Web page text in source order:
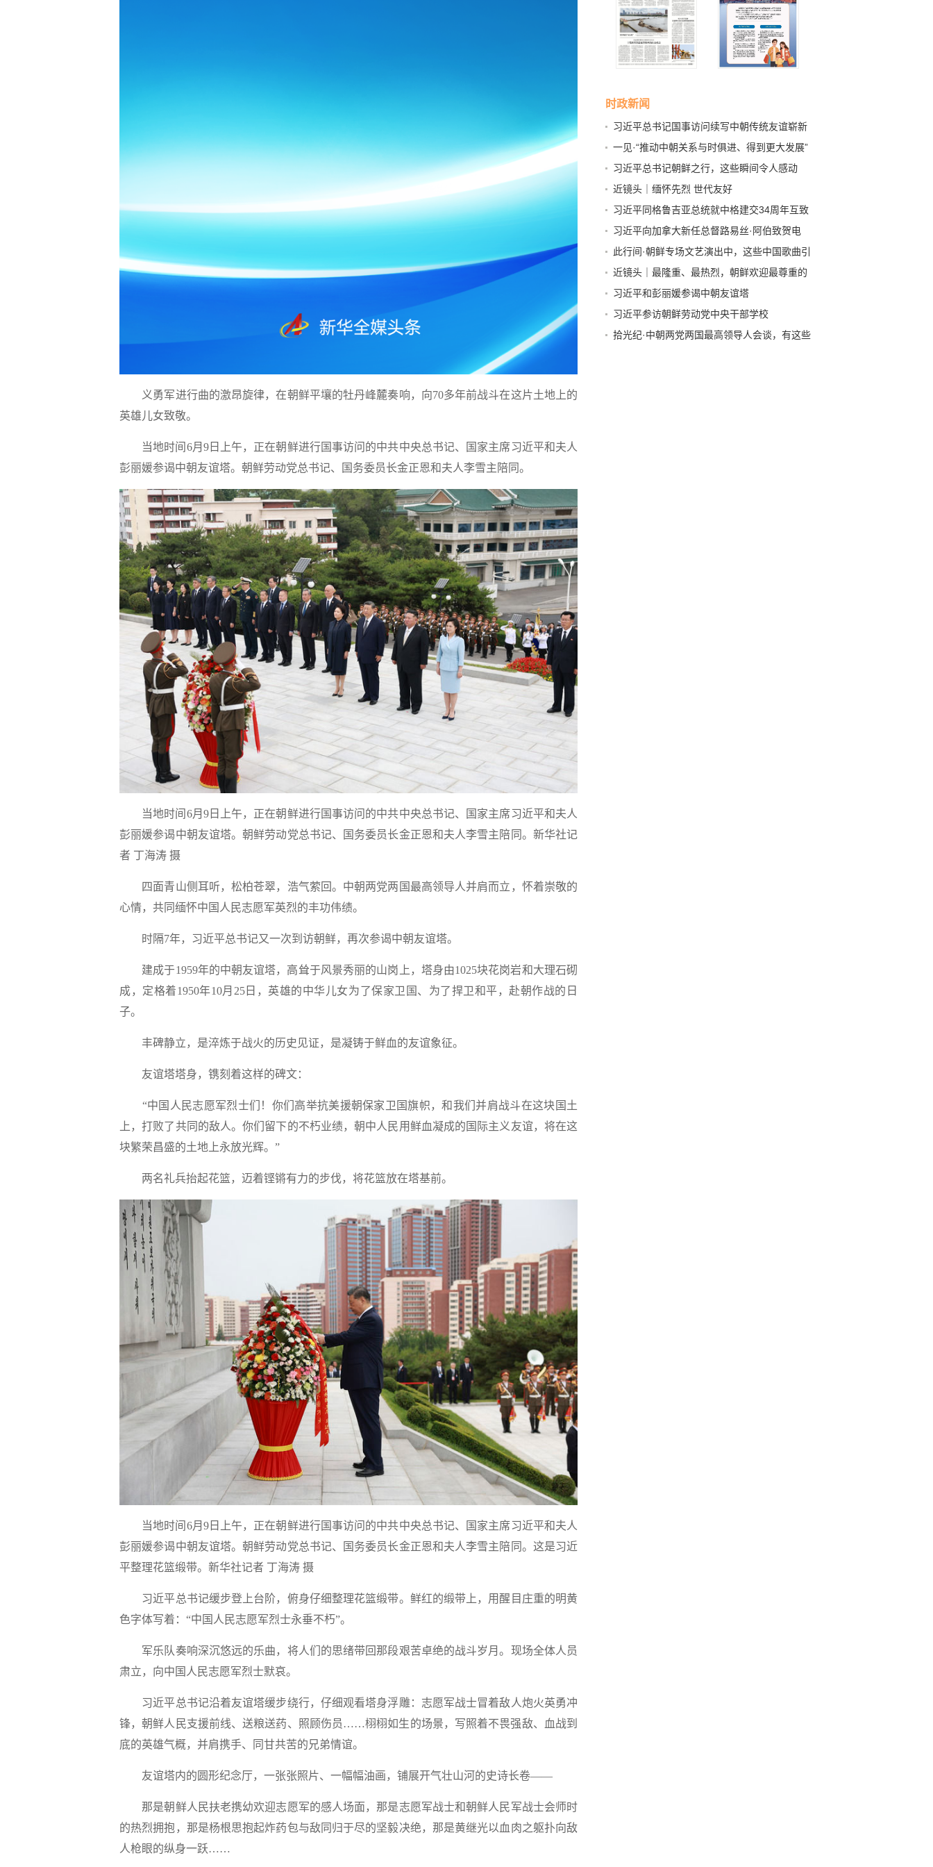
义勇军进行曲的激昂旋律，在朝鲜平壤的牡丹峰麓奏响，向70多年前战斗在这片土地上的
英雄儿女致敬。
当地时间6月9日上午，正在朝鲜进行国事访问的中共中央总书记、国家主席习近平和夫人
彭丽媛参谒中朝友谊塔。朝鲜劳动党总书记、国务委员长金正恩和夫人李雪主陪同。
当地时间6月9日上午，正在朝鲜进行国事访问的中共中央总书记、国家主席习近平和夫人
彭丽媛参谒中朝友谊塔。朝鲜劳动党总书记、国务委员长金正恩和夫人李雪主陪同。 新华社记
者 丁海涛 摄
四面青山侧耳听，松柏苍翠，浩气萦回。中朝两党两国最高领导人并肩而立，怀着崇敬的
心情，共同缅怀中国人民志愿军英烈的丰功伟绩。
时隔7年，习近平总书记又一次到访朝鲜，再次参谒中朝友谊塔。
建成于1959年的中朝友谊塔，高耸于风景秀丽的山岗上，塔身由1025块花岗岩和大理石砌
成，定格着1950年10月25日，英雄的中华儿女为了保家卫国、为了捍卫和平，赴朝作战的日
子。
丰碑静立，是淬炼于战火的历史见证，是凝铸于鲜血的友谊象征。
友谊塔塔身，镌刻着这样的碑文：
“中国人民志愿军烈士们！你们高举抗美援朝保家卫国旗帜，和我们并肩战斗在这块国土
上，打败了共同的敌人。你们留下的不朽业绩，朝中人民用鲜血凝成的国际主义友谊，将在这
块繁荣昌盛的土地上永放光辉。”
两名礼兵抬起花篮，迈着铿锵有力的步伐，将花篮放在塔基前。
当地时间6月9日上午，正在朝鲜进行国事访问的中共中央总书记、国家主席习近平和夫人
彭丽媛参谒中朝友谊塔。朝鲜劳动党总书记、国务委员长金正恩和夫人李雪主陪同。这是习近
平整理花篮缎带。 新华社记者 丁海涛 摄
习近平总书记缓步登上台阶，俯身仔细整理花篮缎带。鲜红的缎带上，用醒目庄重的明黄
色字体写着：“中国人民志愿军烈士永垂不朽”。
军乐队奏响深沉悠远的乐曲，将人们的思绪带回那段艰苦卓绝的战斗岁月。现场全体人员
肃立，向中国人民志愿军烈士默哀。
习近平总书记沿着友谊塔缓步绕行，仔细观看塔身浮雕：志愿军战士冒着敌人炮火英勇冲
锋，朝鲜人民支援前线、送粮送药、照顾伤员……栩栩如生的场景，写照着不畏强敌、血战到
底的英雄气概，并肩携手、同甘共苦的兄弟情谊。
友谊塔内的圆形纪念厅，一张张照片、一幅幅油画，铺展开气壮山河的史诗长卷——
那是朝鲜人民扶老携幼欢迎志愿军的感人场面，那是志愿军战士和朝鲜人民军战士会师时
的热烈拥抱，那是杨根思抱起炸药包与敌同归于尽的坚毅决绝，那是黄继光以血肉之躯扑向敌
人枪眼的纵身一跃……
时政新闻
习近平总书记国事访问续写中朝传统友谊崭新
篇章
一见·“推动中朝关系与时俱进、得到更大发展”
习近平总书记朝鲜之行，这些瞬间令人感动
近镜头｜缅怀先烈 世代友好
习近平同格鲁吉亚总统就中格建交34周年互致
贺电
习近平向加拿大新任总督路易丝·阿伯致贺电
此行间·朝鲜专场文艺演出中，这些中国歌曲引
起全场共鸣
近镜头｜最隆重、最热烈，朝鲜欢迎最尊重的
贵宾
习近平和彭丽媛参谒中朝友谊塔
习近平参访朝鲜劳动党中央干部学校
拾光纪·中朝两党两国最高领导人会谈，有这些